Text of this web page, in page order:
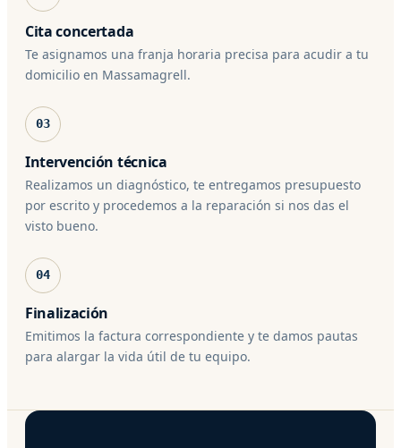
Cita concertada
Te asignamos una franja horaria precisa para acudir a tu
domicilio en Massamagrell.
03
Intervención técnica
Realizamos un diagnóstico, te entregamos presupuesto
por escrito y procedemos a la reparación si nos das el
visto bueno.
04
Finalización
Emitimos la factura correspondiente y te damos pautas
para alargar la vida útil de tu equipo.